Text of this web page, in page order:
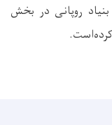
روپانی در بخش